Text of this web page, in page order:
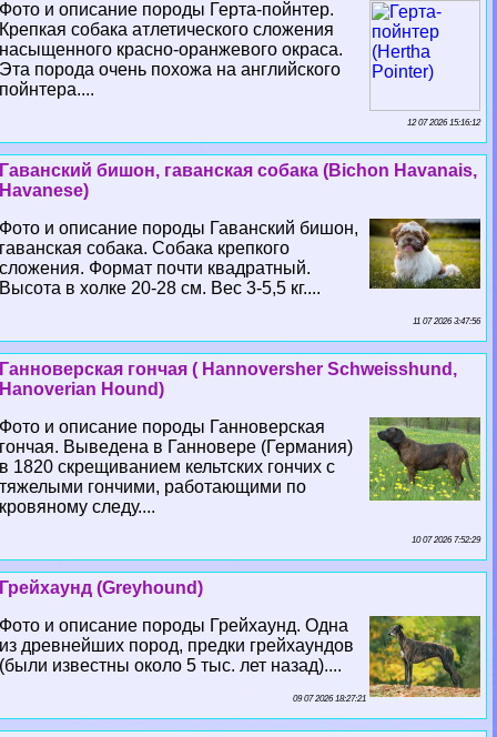
Фото и описание породы Герта-пойнтер.
Крепкая собака атлетического сложения
насыщенного красно-оранжевого окраса.
Эта порода очень похожа на английского
пойнтера....
12 07 2026 15:16:12
Гаванский бишон, гаванская собака (Bichon Havanais,
Havanese)
Фото и описание породы Гаванский бишон,
гаванская собака. Собака крепкого
сложения. Формат почти квадратный.
Высота в холке 20-28 см. Вес 3-5,5 кг....
11 07 2026 3:47:56
Ганноверская гончая ( Hannoversher Schweisshund,
Hanoverian Hound)
Фото и описание породы Ганноверская
гончая. Выведена в Ганновере (Германия)
в 1820 скрещиванием кельтских гончих с
тяжелыми гончими, работающими по
кровяному следу....
10 07 2026 7:52:29
Грейхаунд (Greyhound)
Фото и описание породы Грейхаунд. Одна
из древнейших пород, предки грейхаундов
(были известны около 5 тыс. лет назад)....
09 07 2026 18:27:21